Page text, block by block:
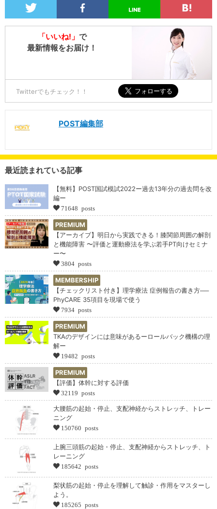
「いいね!」 で
最新情報をお届け！
Twitterでもチェック！！
POST編集部
最近読まれている記事
【無料】POST国試模試2022ー過去13年分の過去問を改
編ー
71648 posts
PREMIUM
【アーカイブ】明日から実践できる！膝関節周囲の解剖
と機能障害 〜評価と運動療法を学ぶ若手PT向けセミナ
ー〜
3804 posts
MEMBERSHIP
【チェックリスト付き】理学療法 症例報告の書き方──
PhyCARE 35項目を現場で使う
7934 posts
PREMIUM
TKAのデザインには意味があるーロールバック機構の理
解ー
19482 posts
PREMIUM
【評価】体幹に対する評価
32119 posts
大腰筋の起始・停止、支配神経からストレッチ、トレー
ニング
150760 posts
上腕三頭筋の起始・停止、支配神経からストレッチ、ト
レーニング
185642 posts
梨状筋の起始・停止を理解して触診・作用をマスターし
よう。
185265 posts